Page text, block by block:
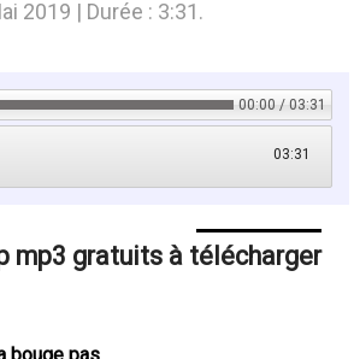
2019 | Durée : 3:31.
00:00 / 03:31
03:31
mp3 gratuits à télécharger